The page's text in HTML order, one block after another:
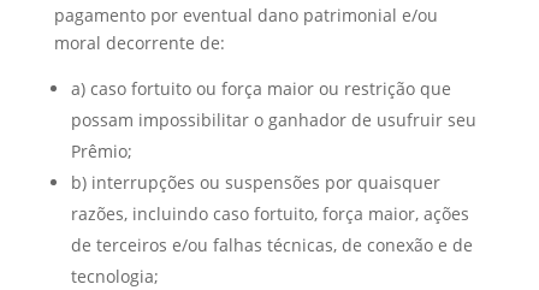
pagamento por eventual dano patrimonial e/ou
moral decorrente de:
a) caso fortuito ou força maior ou restrição que
possam impossibilitar o ganhador de usufruir seu
Prêmio;
b) interrupções ou suspensões por quaisquer
razões, incluindo caso fortuito, força maior, ações
de terceiros e/ou falhas técnicas, de conexão e de
tecnologia;